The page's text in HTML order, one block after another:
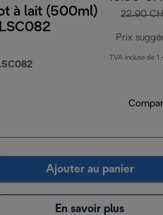
CHF
à lait (500ml)
22.90
Prix
TVA incluse de
Ajouter au panier
En savoir plus